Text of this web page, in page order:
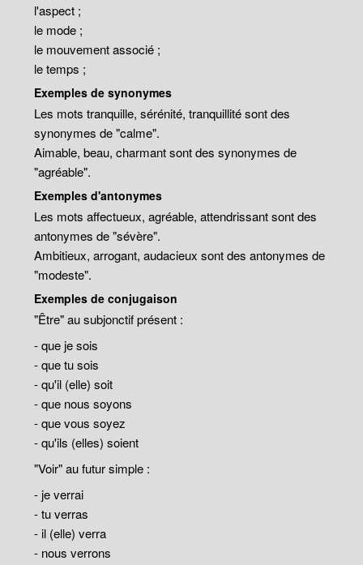
l'aspect ;
le mode ;
le mouvement associé ;
le temps ;
Exemples de synonymes
Les mots tranquille, sérénité, tranquillité sont des
synonymes de "calme".
Aimable, beau, charmant sont des synonymes de
"agréable".
Exemples d'antonymes
Les mots affectueux, agréable, attendrissant sont des
antonymes de "sévère".
Ambitieux, arrogant, audacieux sont des antonymes de
"modeste".
Exemples de conjugaison
"Être" au subjonctif présent :
- que je sois
- que tu sois
- qu'il (elle) soit
- que nous soyons
- que vous soyez
- qu'ils (elles) soient
"Voir" au futur simple :
- je verrai
- tu verras
- il (elle) verra
- nous verrons